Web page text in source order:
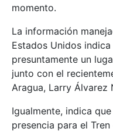
momento.
La información
Estados Unidos
presuntamente un
junto con el
Aragua, Larry Álvarez
Igualmente, indica
presencia para el